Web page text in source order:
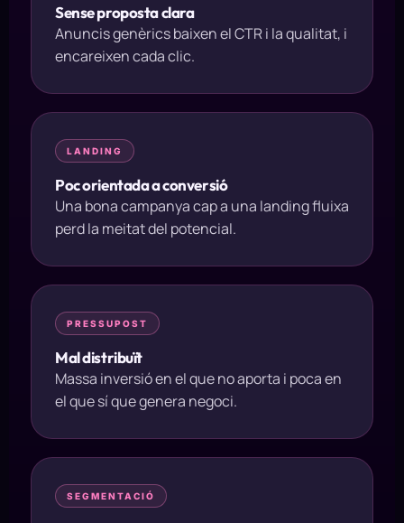
Sense proposta clara
Anuncis genèrics baixen el CTR i la qualitat, i
encareixen cada clic.
LANDING
Poc orientada a conversió
Una bona campanya cap a una landing fluixa
perd la meitat del potencial.
PRESSUPOST
Mal distribuït
Massa inversió en el que no aporta i poca en
el que sí que genera negoci.
SEGMENTACIÓ